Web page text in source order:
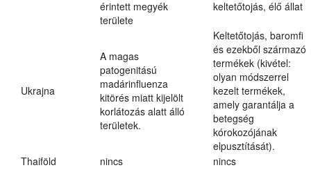
érintett megyék
területe
keltetőtojás, élő állat
Ukrajna
A magas
patogenitású
madárinfluenza
kitörés miatt kijelölt
korlátozás alatt álló
területek.
Keltetőtojás, baromfi
és ezekből származó
termékek (kivétel:
olyan módszerrel
kezelt termékek,
amely garantálja a
betegség
kórokozójának
elpusztítását).
Thaiföld
nincs nincs